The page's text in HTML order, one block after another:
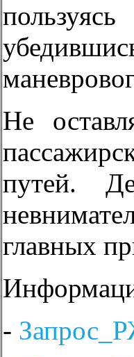
Не
путей.
главных
-